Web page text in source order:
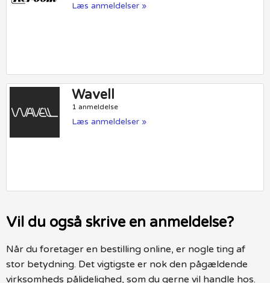
Læs anmeldelser »
Wavell
1 anmeldelse
Læs anmeldelser »
Vil du også skrive en anmeldelse?
Når du foretager en bestilling online, er nogle ting af
stor betydning. Det vigtigste er nok den pågældende
virksomheds pålidelighed, som du gerne vil handle hos.